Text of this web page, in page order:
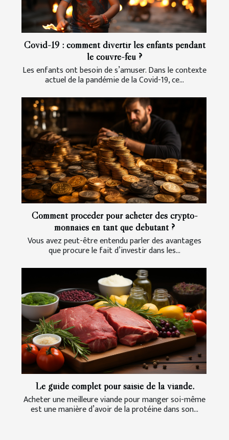
Covid-19 : comment divertir les enfants pendant
le couvre-feu ?
Les enfants ont besoin de s’amuser. Dans le contexte
actuel de la pandémie de la Covid-19, ce...
Comment procéder pour acheter des crypto-
monnaies en tant que débutant ?
Vous avez peut-être entendu parler des avantages
que procure le fait d’investir dans les...
Le guide complet pour saisie de la viande.
Acheter une meilleure viande pour manger soi-même
est une manière d’avoir de la protéine dans son...